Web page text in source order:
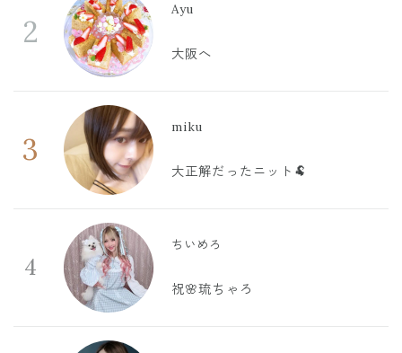
2
Ayu
大阪へ
3
miku
大正解だったニット🐏
4
ちいめろ
祝🌸琉ちゃろ